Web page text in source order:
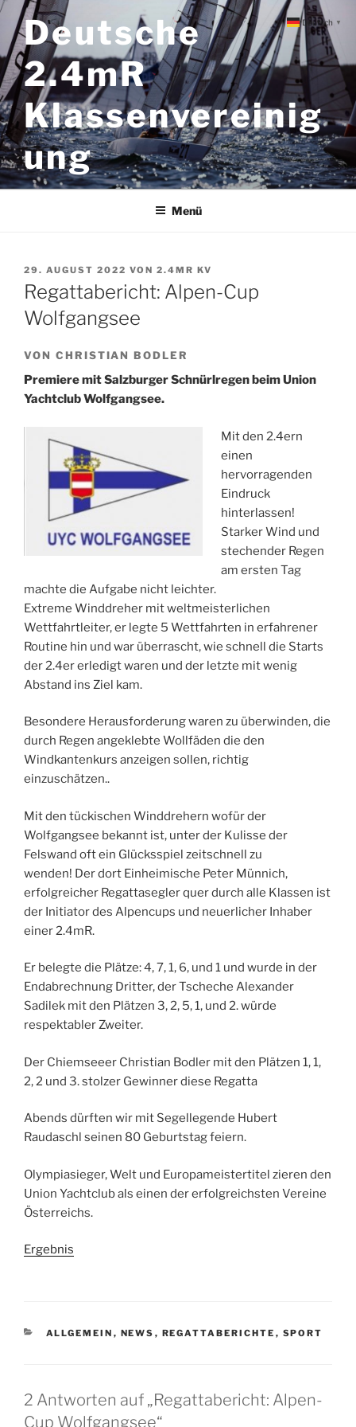
Zum
Inhalt
springenDeutsche
2.4mR
Klassenvereinig
ung
Menü
VERÖFFENTLICHT
AM
29. AUGUST 2022 VON 2.4MR KV
Regattabericht: Alpen-Cup
Wolfgangsee
VON CHRISTIAN BODLER
Premiere mit Salzburger Schnürlregen beim Union
Yachtclub Wolfgangsee.
Mit den 2.4ern
einen
hervorragenden
Eindruck
hinterlassen!
Starker Wind und
stechender Regen
am ersten Tag
machte die Aufgabe nicht leichter.
Extreme Winddreher mit weltmeisterlichen
Wettfahrtleiter, er legte 5 Wettfahrten in erfahrener
Routine hin und war überrascht, wie schnell die Starts
der 2.4er erledigt waren und der letzte mit wenig
Abstand ins Ziel kam.
Besondere Herausforderung waren zu überwinden, die
durch Regen angeklebte Wollfäden die den
Windkantenkurs anzeigen sollen, richtig
einzuschätzen..
Mit den tückischen Winddrehern wofür der
Wolfgangsee bekannt ist, unter der Kulisse der
Felswand oft ein Glücksspiel zeitschnell zu
wenden! Der dort Einheimische Peter Münnich,
erfolgreicher Regattasegler quer durch alle Klassen ist
der Initiator des Alpencups und neuerlicher Inhaber
einer 2.4mR.
Er belegte die Plätze: 4, 7, 1, 6, und 1 und wurde in der
Endabrechnung Dritter, der Tscheche Alexander
Sadilek mit den Plätzen 3, 2, 5, 1, und 2. würde
respektabler Zweiter.
Der Chiemseeer Christian Bodler mit den Plätzen 1, 1,
2, 2 und 3. stolzer Gewinner diese Regatta
Abends dürften wir mit Segellegende Hubert
Raudaschl seinen 80 Geburtstag feiern.
Olympiasieger, Welt und Europameistertitel zieren den
Union Yachtclub als einen der erfolgreichsten Vereine
Österreichs.
Ergebnis
KATEGORIEN
ALLGEMEIN , NEWS , REGATTABERICHTE , SPORT
2 Antworten auf „Regattabericht: Alpen-
Cup Wolfgangsee“
Deutsch ▼